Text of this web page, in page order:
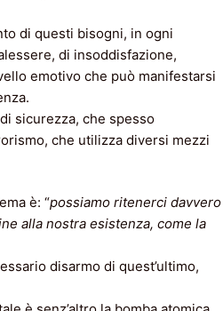
di questi bisogni, in ogni
di insoddisfazione,
emotivo che può manifestarsi
sicurezza, che spesso
che utilizza diversi mezzi
è: “possiamo ritenerci davvero
alla nostra esistenza, come la
disarmo di quest’ultimo,